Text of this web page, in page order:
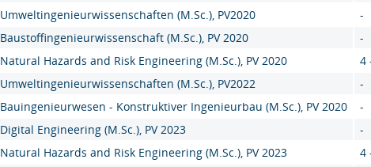
Umweltingenieurwissenschaften (M.Sc.), PV2020 -
Baustoffingenieurwissenschaft (M.Sc.), PV 2020 -
Natural Hazards and Risk Engineering (M.Sc.), PV 2020 4
Umweltingenieurwissenschaften (M.Sc.), PV2022 -
Bauingenieurwesen - Konstruktiver Ingenieurbau (M.Sc.), PV 2020 -
Digital Engineering (M.Sc.), PV 2023 -
Natural Hazards and Risk Engineering (M.Sc.), PV 2023 4